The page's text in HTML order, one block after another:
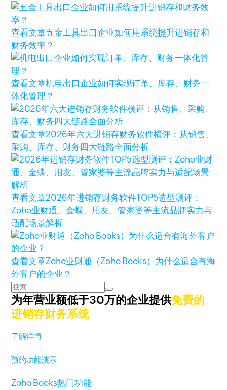
查看文章五金工具出口企业如何用系统提升进销存和
财务效率？
查看文章机电出口企业如何实现订单、库存、财务一
体化管理？
查看文章2026年六大进销存财务软件横评：从销售、
采购、库存、财务四大链路全面分析
查看文章2026年进销存财务软件TOP5选型测评：
Zoho业财通、金蝶、用友、管家婆等主流品牌实力与
适配场景解析
查看文章Zoho业财通（Zoho Books）为什么适合有海
外客户的企业？
为年营业额低于30万的企业提供免费的
进销存财务系统
了解详情
预约功能演示
Zoho Books热门功能